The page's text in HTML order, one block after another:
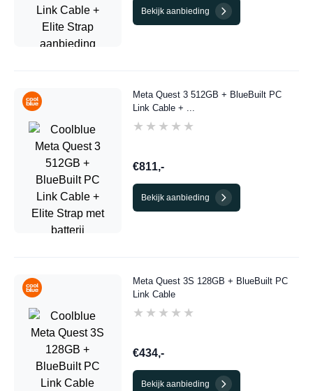
Bekijk aanbieding
Meta Quest 3 512GB + BlueBuilt PC
Link Cable + ...
★★★★★
★★★★★
€811,-
Bekijk aanbieding
Meta Quest 3S 128GB + BlueBuilt PC
Link Cable
★★★★★
★★★★★
€434,-
Bekijk aanbieding